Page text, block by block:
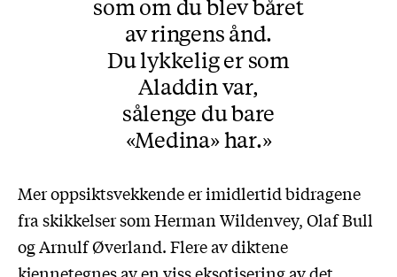
som om du blev båret
av ringens ånd.
Du lykkelig er som
Aladdin var,
sålenge du bare
«Medina» har.
Mer oppsiktsvekkende er imidlertid bidragene
fra skikkelser som Herman Wildenvey, Olaf Bull
og Arnulf Øverland. Flere av diktene